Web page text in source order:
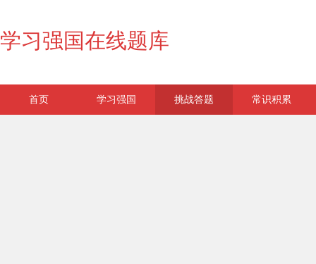
学习强国在线题库
首页 学习强国 挑战答题 常识积累